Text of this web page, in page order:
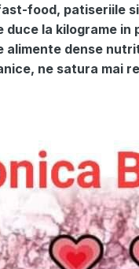
food, patiseriile
duce la kilograme
alimente dense
ne satura mai